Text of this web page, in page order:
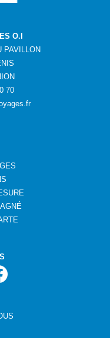
O.I
PAVILLON
70